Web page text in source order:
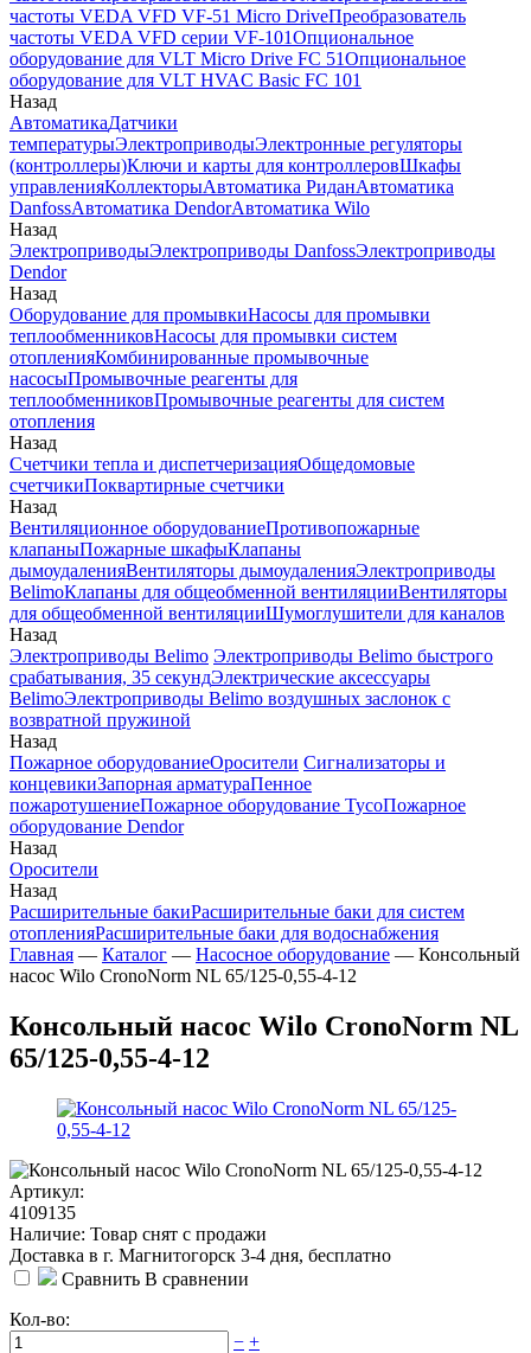
частоты VEDA VFD VF-51 Micro DriveПреобразователь
частоты VEDA VFD серии VF-101Опциональное
оборудование для VLT Micro Drive FC 51Опциональное
оборудование для VLT HVAC Basic FC 101
Назад
АвтоматикаДатчики
температурыЭлектроприводыЭлектронные регуляторы
(контроллеры)Ключи и карты для контроллеровШкафы
управленияКоллекторыАвтоматика РиданАвтоматика
DanfossАвтоматика DendorАвтоматика Wilo
Назад
ЭлектроприводыЭлектроприводы DanfossЭлектроприводы
Dendor
Назад
Оборудование для промывкиНасосы для промывки
теплообменниковНасосы для промывки систем
отопленияКомбинированные промывочные
насосыПромывочные реагенты для
теплообменниковПромывочные реагенты для систем
отопления
Назад
Счетчики тепла и диспетчеризацияОбщедомовые
счетчикиПоквартирные счетчики
Назад
Вентиляционное оборудованиеПротивопожарные
клапаныПожарные шкафыКлапаны
дымоудаленияВентиляторы дымоудаленияЭлектроприводы
BelimoКлапаны для общеобменной вентиляцииВентиляторы
для общеобменной вентиляцииШумоглушители для каналов
Назад
Электроприводы Belimo Электроприводы Belimo быстрого
срабатывания, 35 секундЭлектрические аксессуары
BelimoЭлектроприводы Belimo воздушных заслонок c
возвратной пружиной
Назад
Пожарное оборудованиеОросители Сигнализаторы и
концевикиЗапорная арматураПенное
пожаротушениеПожарное оборудование TycoПожарное
оборудование Dendor
Назад
Оросители
Назад
Расширительные бакиРасширительные баки для систем
отопленияРасширительные баки для водоснабжения
Главная — Каталог — Насосное оборудование — Консольный
насос Wilo CronoNorm NL 65/125-0,55-4-12
Консольный насос Wilo CronoNorm NL
65/125-0,55-4-12
Артикул:
4109135
Наличие: Товар снят с продажи
Доставка в г. Магнитогорск 3-4 дня, бесплатно
Сравнить В сравнении
Кол-во:
− +